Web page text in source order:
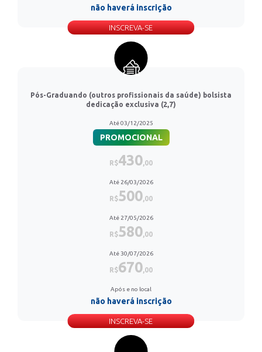
não haverá inscrição
INSCREVA-SE
Pós-Graduando (outros profissionais da saúde) bolsista
dedicação exclusiva (2,7)
Até 03/12/2025
PROMOCIONAL
R$430,00
Até 26/03/2026
R$500,00
Até 27/05/2026
R$580,00
Até 30/07/2026
R$670,00
Após e no local
não haverá inscrição
INSCREVA-SE